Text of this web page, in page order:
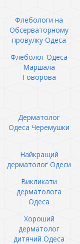
Флебологи на
Обсерваторному
провулку Одеса
Флеболог Одеса
Маршала
Говорова
Дерматолог
Одеса Черемушки
Найкращий
дерматолог Одеси
Викликати
дерматолога
Одеса
Хороший
дерматолог
дитячий Одеса